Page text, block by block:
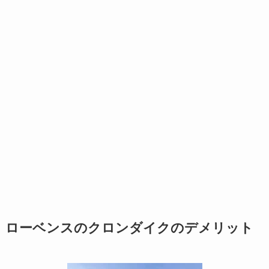
ローベンスのクロンダイクのデメリット